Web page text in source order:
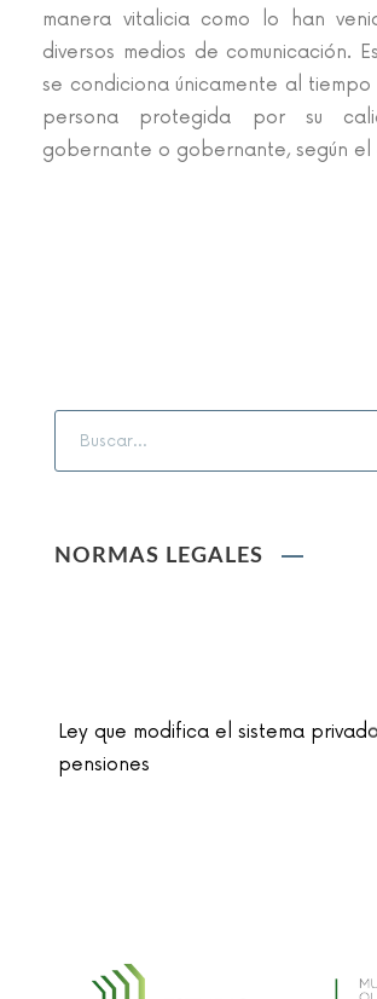
manera vitalicia como lo han
diversos medios de comunicación.
se condiciona únicamente al
persona protegida por su
gobernante o gobernante, según el
NORMAS LEGALES
Ley que modifica el sistema
pensiones
Reglamento de la Ley N° 30024,